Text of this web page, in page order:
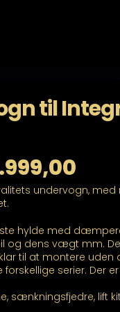
til
kr.
til
kr.
undervogn, med
hylde med
og dens vægt mm.
til at montere uden
serier. Der er
sænkningsfjedre, lift